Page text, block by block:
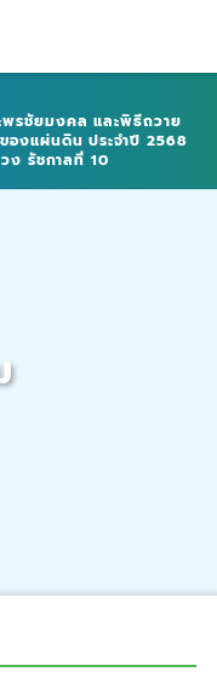
รชัยมงคล และพิธีถวาย
งแผ่นดิน ประจำปี 2568
ง รัชกาลที่ 10